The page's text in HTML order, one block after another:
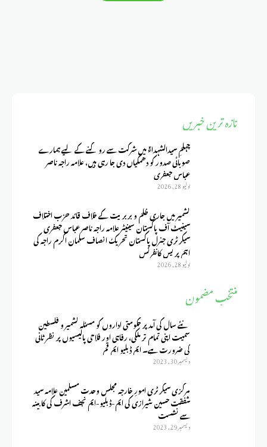
تازہ ترین خبریں
چہلمِ سیدالشہداءؑ میں شرکت سے روکنے کے لیے ہمارے
صوبائی صدور کو دھمکیاں دی جا رہی ہیں، علامہ راجہ ناصر
عباس جعفری
يوليو 28, 2026
کشمیر میں جاری ظلم و بربریت کے خلاف قائد حزب اختلاف
سینیٹ آف پاکستان سینیٹر علامہ راجہ ناصر عباس جعفری
سیکرٹری جنرل پاکستان تحریک انصاف سلمان اکرم راجہ کی
اہم پریس کانفرنس
يوليو 28, 2026
منتخب مضمون
نئے سال کی آمد پر حکومتی اداروں کو مسئلہ کشمیر و فلسطین
سمیت اپنی تمام تر ملکی، رفاہی اور فلاحی پالیسیوں پر نظر ثانی
کی ضرورت ہے۔ ایم ڈبلیو ایم قم
ديسمبر 30, 2023
مرکزی سیکرٹری امورِ خارجہ مجلس وحدت مسلمین علامہ سید
شفقت حسین شیرازی کی ایم-ڈبلیو-ایم نجف اشرف کی کابینہ
سے نشست
ديسمبر 29, 2023